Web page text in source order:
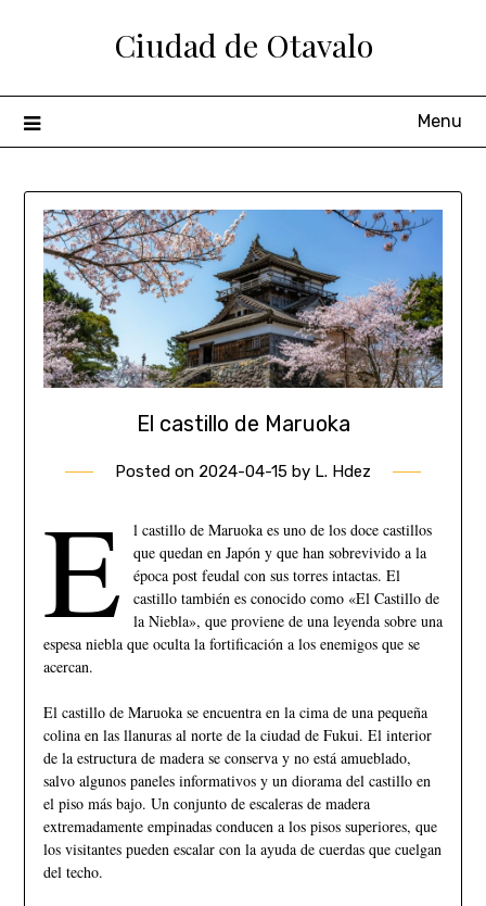
Ciudad de Otavalo
Menu
El castillo de Maruoka
Posted on 2024-04-15 by L. Hdez
E
l castillo de Maruoka es uno de los doce castillos
que quedan en Japón y que han sobrevivido a la
época post feudal con sus torres intactas. El
castillo también es conocido como «El Castillo de
la Niebla», que proviene de una leyenda sobre una
espesa niebla que oculta la fortificación a los enemigos que se
acercan.
El castillo de Maruoka se encuentra en la cima de una pequeña
colina en las llanuras al norte de la ciudad de Fukui. El interior
de la estructura de madera se conserva y no está amueblado,
salvo algunos paneles informativos y un diorama del castillo en
el piso más bajo. Un conjunto de escaleras de madera
extremadamente empinadas conducen a los pisos superiores, que
los visitantes pueden escalar con la ayuda de cuerdas que cuelgan
del techo.